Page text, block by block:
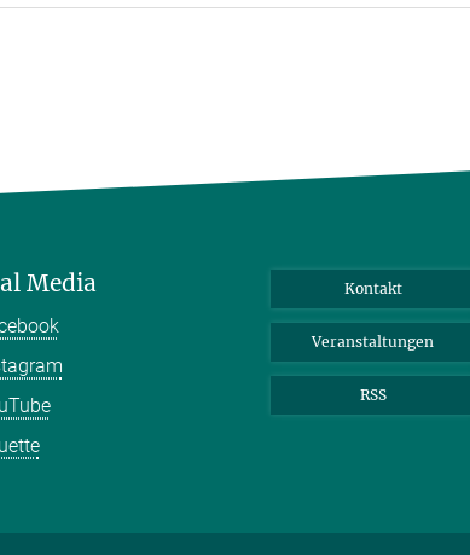
Media Kontakt
Veranstaltungen
RSS